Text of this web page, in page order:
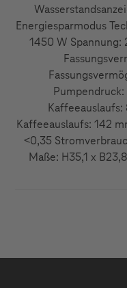
Energiesparmodus
1450 W
Kaffeeauslaufs: 142
<0,35
Maße: H35,1 x